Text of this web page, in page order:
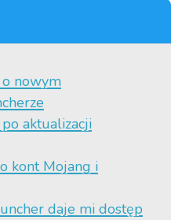
nowym
aktualizacji
kont Mojang i
daje mi dostęp